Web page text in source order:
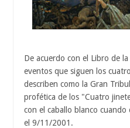
De acuerdo con el Libro de
eventos que siguen los
describen como la Gran
profética de los "Cuatro
con el caballo blanco cuando
el 9/11/2001.